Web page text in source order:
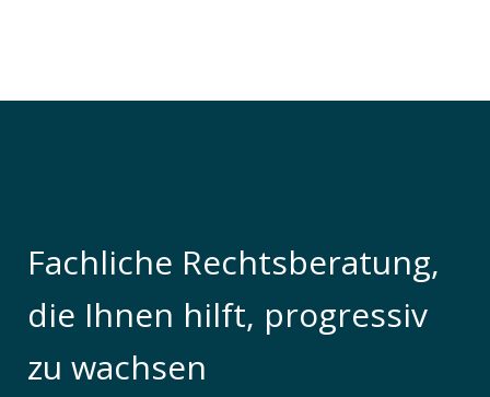
Fachliche Rechtsberatung,
die Ihnen hilft, progressiv
zu wachsen